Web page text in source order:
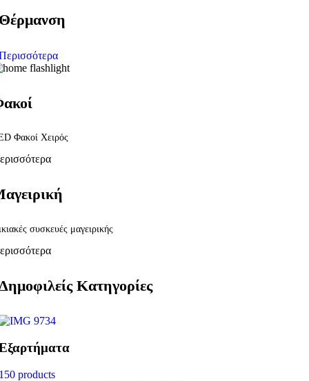
Φακοί Χειρός
συσκευές μαγειρικής
Κατηγορίες
products